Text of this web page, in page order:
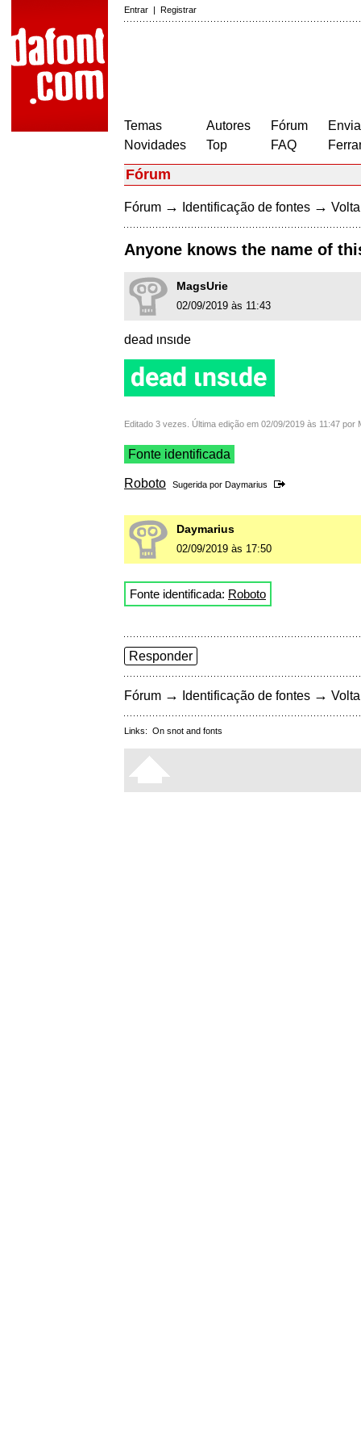
Entrar | Registrar
Temas
Novidades
Autores
Top
Fórum
FAQ
Fórum
Fórum → Identificação de fontes →
Anyone knows the name of
MagsUrie
02/09/2019 às 11:43
dead ιnѕιde
Editado 3 vezes. Última edição em 02/09/2019 às 11:47 por
Fonte identificada
Roboto Sugerida por Daymarius
Daymarius
02/09/2019 às 17:50
Fonte identificada: Roboto
Responder
Fórum → Identificação de fontes →
Links: On snot and fonts